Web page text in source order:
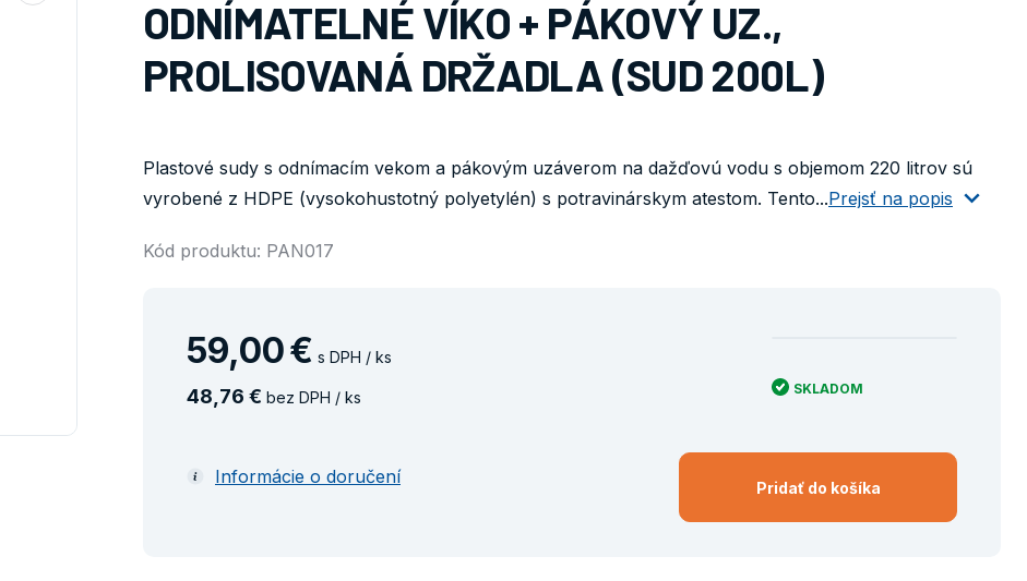
ODNÍMATELNÉ VÍKO + PÁKOVÝ UZ.,
PROLISOVANÁ DRŽADLA (SUD 200L)
Plastové sudy s odnímacím vekom a pákovým uzáverom na dažďovú vodu s objemom 220 litrov sú
vyrobené z HDPE (vysokohustotný polyetylén) s potravinárskym atestom. Tento...Prejsť na popis
Kód produktu: PAN017
59,00€ s DPH / ks
48 76 € bez DPH / ks SKLADOM
Informácie o doručení Pridať do košíka